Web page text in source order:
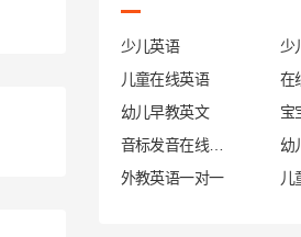
少儿英语
少
儿童在线英语
在
幼儿早教英文
宝
幼
外教英语一对一
儿